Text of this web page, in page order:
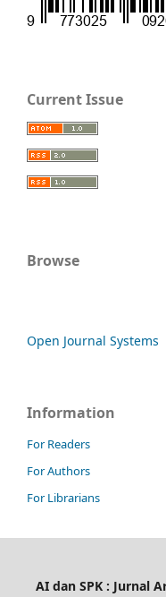
Current Issue
Browse
Open Journal Systems
Information
For Readers
For Authors
For Librarians
AI dan SPK : Jurnal